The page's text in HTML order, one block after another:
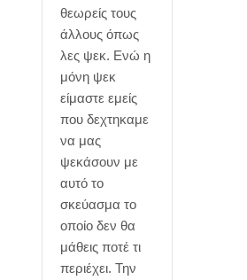
θεωρείς τους
άλλους όπως
λες ψεκ. Ενώ η
μόνη ψεκ
είμαστε εμείς
που δεχτηκαμε
να μας
ψεκάσουν με
αυτό το
σκεύασμα το
οποίο δεν θα
μάθεις ποτέ τι
περιέχει. Την